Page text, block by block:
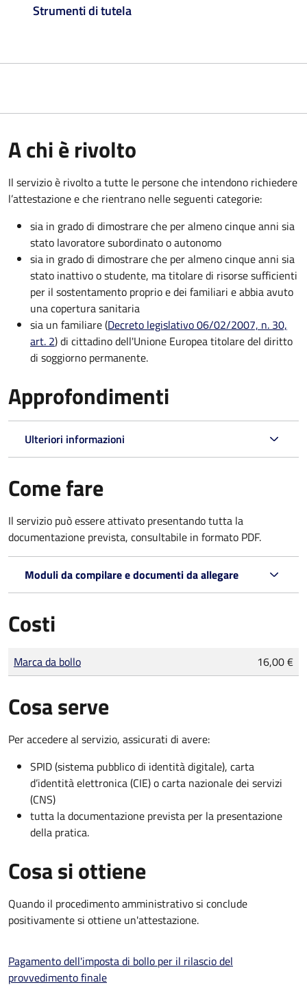
Strumenti di tutela
A chi è rivolto
Il servizio è rivolto a tutte le persone che intendono richiedere
l’attestazione e che rientrano nelle seguenti categorie:
sia in grado di dimostrare che per almeno cinque anni sia
stato lavoratore subordinato o autonomo
sia in grado di dimostrare che per almeno cinque anni sia
stato inattivo o studente, ma titolare di risorse sufficienti
per il sostentamento proprio e dei familiari e abbia avuto
una copertura sanitaria
sia un familiare (Decreto legislativo 06/02/2007, n. 30,
art. 2) di cittadino dell'Unione Europea titolare del diritto
di soggiorno permanente.
Approfondimenti
Ulteriori informazioni
Come fare
Il servizio può essere attivato presentando tutta la
documentazione prevista, consultabile in formato PDF.
Moduli da compilare e documenti da allegare
Costi
Tipo di pagamento
Importo
Marca da bollo 16,00 €
Cosa serve
Per accedere al servizio, assicurati di avere:
SPID (sistema pubblico di identità digitale), carta
d’identità elettronica (CIE) o carta nazionale dei servizi
(CNS)
tutta la documentazione prevista per la presentazione
della pratica.
Cosa si ottiene
Quando il procedimento amministrativo si conclude
positivamente si ottiene un'attestazione.
Pagamento dell'imposta di bollo per il rilascio del
provvedimento finale